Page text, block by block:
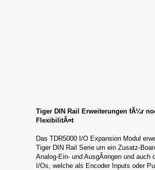
Tiger DIN Rail Erweiterungen fÃ¼r
FlexibilitÃ¤t
Das TDR5000 I/O Expansion Modul
Tiger DIN Rail Serie um ein Zusatz-
Analog-Ein- und AusgÃ¤ngen und auch
I/Os, welche als Encoder Inputs oder